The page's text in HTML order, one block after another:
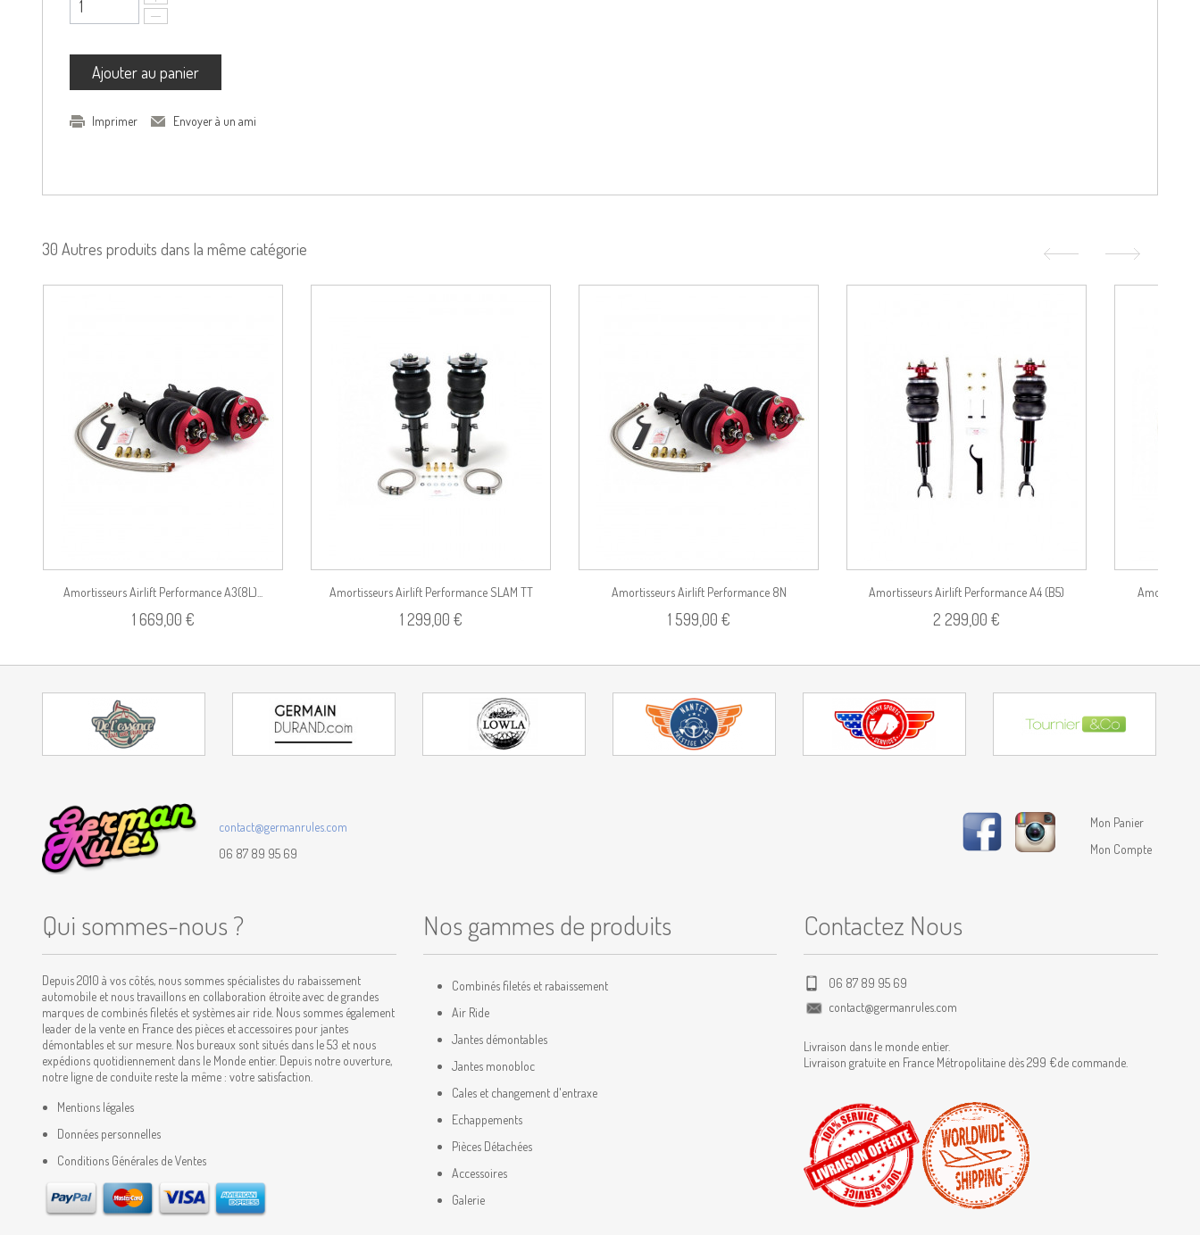
Ajouter au panier
Imprimer Envoyer à un ami
30 Autres produits dans la même catégorie
Amortisseurs Airlift Performance A3(8L)...
1 669,00 €
Amortisseurs Airlift Performance SLAM TT
8N
1 299,00 €
Voir le produit
Amortisseurs Airlift Performance 8N
1 599,00 €
Voir le produit
Amortisseurs Airlift Performance A4 (B5)
2 299,00 €
Voir le produit Voir le produit
contact@germanrules.com
06 87 89 95 69
Mon Panier
Mon Compte
Qui sommes-nous ?
Depuis 2010 à vos côtés, nous sommes spécialistes du rabaissement
automobile et nous travaillons en collaboration étroite avec de grandes
marques de combinés filetés et systèmes air ride. Nous sommes également
leader de la vente en France des pièces et accessoires pour jantes
démontables et sur mesure. Nos bureaux sont situés dans le 53 et nous
expédions quotidiennement dans le Monde entier. Depuis notre ouverture,
notre ligne de conduite reste la même : votre satisfaction.
Mentions légales
Données personnelles
Conditions Générales de Ventes
Nos gammes de produits
Combinés filetés et rabaissement
Air Ride
Jantes démontables
Jantes monobloc
Cales et changement d'entraxe
Echappements
Pièces Détachées
Accessoires
Galerie
Contactez Nous
06 87 89 95 69
contact@germanrules.com
Livraison dans le monde entier.
Livraison gratuite en France Métropolitaine dès 299 €de commande.